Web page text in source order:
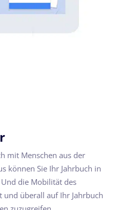
mit Menschen aus der
können Sie Ihr Jahrbuch in
die Mobilität des
und überall auf Ihr Jahrbuch